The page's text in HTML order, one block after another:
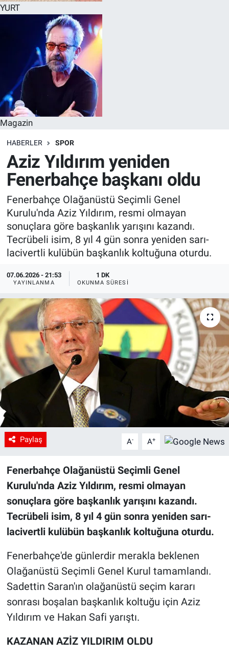
YURT
Magazin
HABERLER SPOR
Aziz Yıldırım yeniden
Fenerbahçe başkanı oldu
Fenerbahçe Olağanüstü Seçimli Genel
Kurulu'nda Aziz Yıldırım, resmi olmayan
sonuçlara göre başkanlık yarışını kazandı.
Tecrübeli isim, 8 yıl 4 gün sonra yeniden sarı-
lacivertli kulübün başkanlık koltuğuna oturdu.
07.06.2026 - 21:53
YAYINLANMA
1 DK
OKUNMA SÜRESI
Paylaş A- A+
Fenerbahçe Olağanüstü Seçimli Genel
Kurulu'nda Aziz Yıldırım, resmi olmayan
sonuçlara göre başkanlık yarışını kazandı.
Tecrübeli isim, 8 yıl 4 gün sonra yeniden sarı-
lacivertli kulübün başkanlık koltuğuna oturdu.
Fenerbahçe'de günlerdir merakla beklenen
Olağanüstü Seçimli Genel Kurul tamamlandı.
Sadettin Saran'ın olağanüstü seçim kararı
sonrası boşalan başkanlık koltuğu için Aziz
Yıldırım ve Hakan Safi yarıştı.
KAZANAN AZİZ YILDIRIM OLDU